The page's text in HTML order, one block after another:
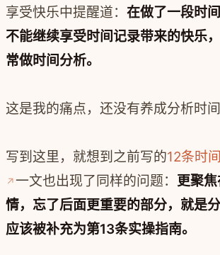
享受快乐中提醒道： 在做了一段时
不能继续享受时间记录带来的快乐
常做时间分析。
这是我的痛点，还没有养成分析时间
写到这里，就想到之前写的12条时
一文也出现了同样的问题： 更聚
情，忘了后面更重要的部分，就是
应该被补充为第13条实操指南。